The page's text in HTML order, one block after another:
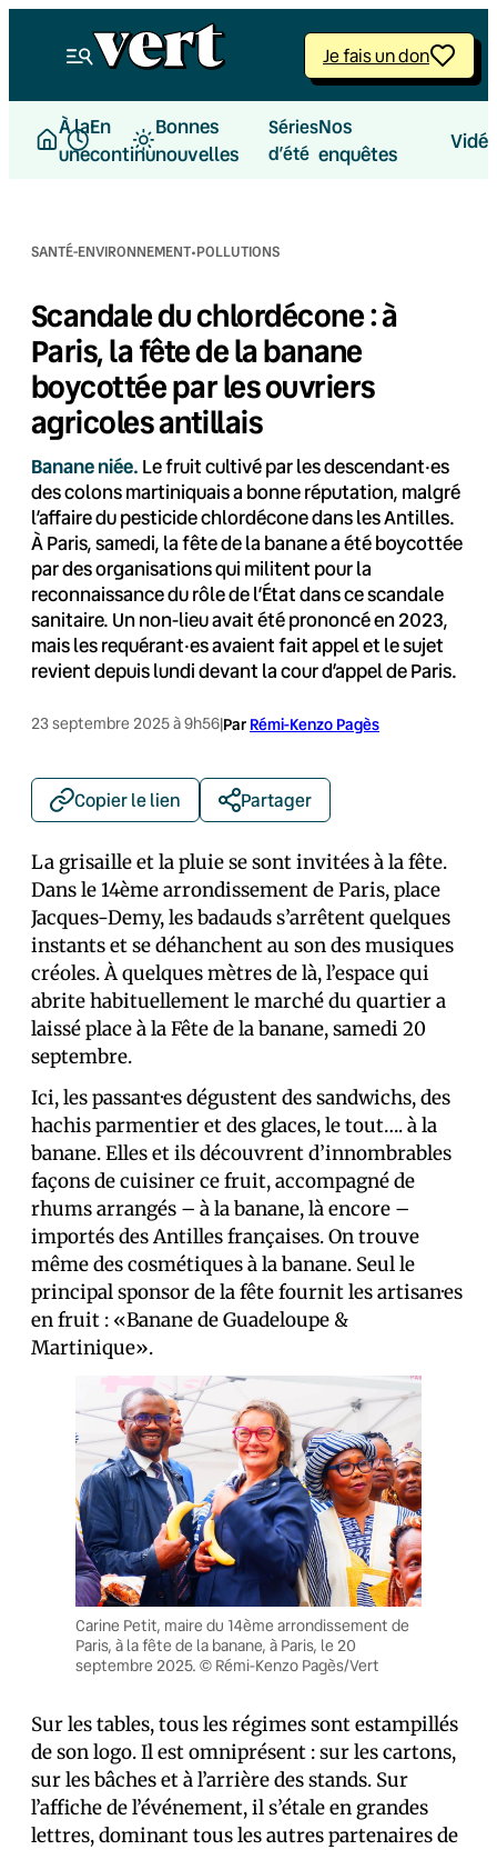
Je fais un don
À la
une
En
continu
Bonnes
nouvelles
Séries
d’été
Nos
enquêtes
SANTÉ-ENVIRONNEMENT·POLLUTIONS
Scandale du chlordécone : à
Paris, la fête de la banane
boycottée par les ouvriers
agricoles antillais
Banane niée. Le fruit cultivé par les descendant·es
des colons martiniquais a bonne réputation, malgré
l’affaire du pesticide chlordécone dans les Antilles.
À Paris, samedi, la fête de la banane a été boycottée
par des organisations qui militent pour la
reconnaissance du rôle de l’État dans ce scandale
sanitaire. Un non-lieu avait été prononcé en 2023,
mais les requérant·es avaient fait appel et le sujet
revient depuis lundi devant la cour d’appel de Paris.
23 septembre 2025 à 9h56|Par Rémi-Kenzo Pagès
Copier le lien Partager
La grisaille et la pluie se sont invitées à la fête.
Dans le 14ème arrondissement de Paris, place
Jacques-Demy, les badauds s’arrêtent quelques
instants et se déhanchent au son des musiques
créoles. À quelques mètres de là, l’espace qui
abrite habituellement le marché du quartier a
laissé place à la Fête de la banane, samedi 20
septembre.
Ici, les passant·es dégustent des sandwichs, des
hachis parmentier et des glaces, le tout…. à la
banane. Elles et ils découvrent d’innombrables
façons de cuisiner ce fruit, accompagné de
rhums arrangés – à la banane, là encore –
importés des Antilles françaises. On trouve
même des cosmétiques à la banane. Seul le
principal sponsor de la fête fournit les artisan·es
en fruit : «Banane de Guadeloupe &
Martinique».
Carine Petit, maire du 14ème arrondissement de
Paris, à la fête de la banane, à Paris, le 20
septembre 2025. © Rémi-Kenzo Pagès/Vert
Sur les tables, tous les régimes sont estampillés
de son logo. Il est omniprésent : sur les cartons,
sur les bâches et à l’arrière des stands. Sur
l’affiche de l’événement, il s’étale en grandes
lettres, dominant tous les autres partenaires de